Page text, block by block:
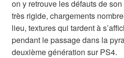
on y retrouve les défauts de
très rigide, chargements
lieu, textures qui tardent à
pendant le passage dans la
deuxième génération sur PS4.